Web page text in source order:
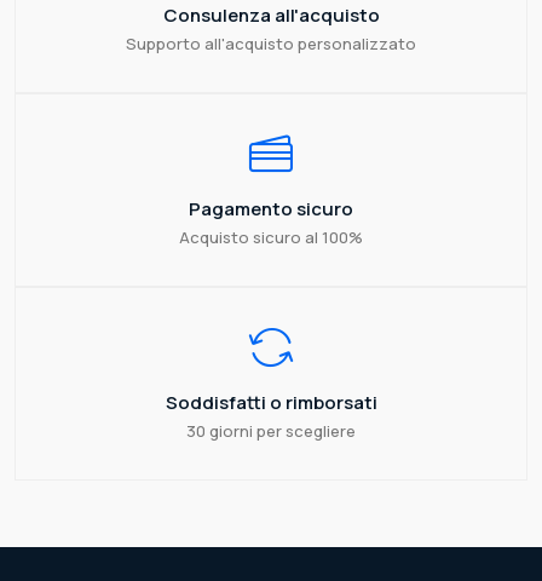
Consulenza all'acquisto
Supporto all'acquisto personalizzato
Pagamento sicuro
Acquisto sicuro al 100%
Soddisfatti o rimborsati
30 giorni per scegliere